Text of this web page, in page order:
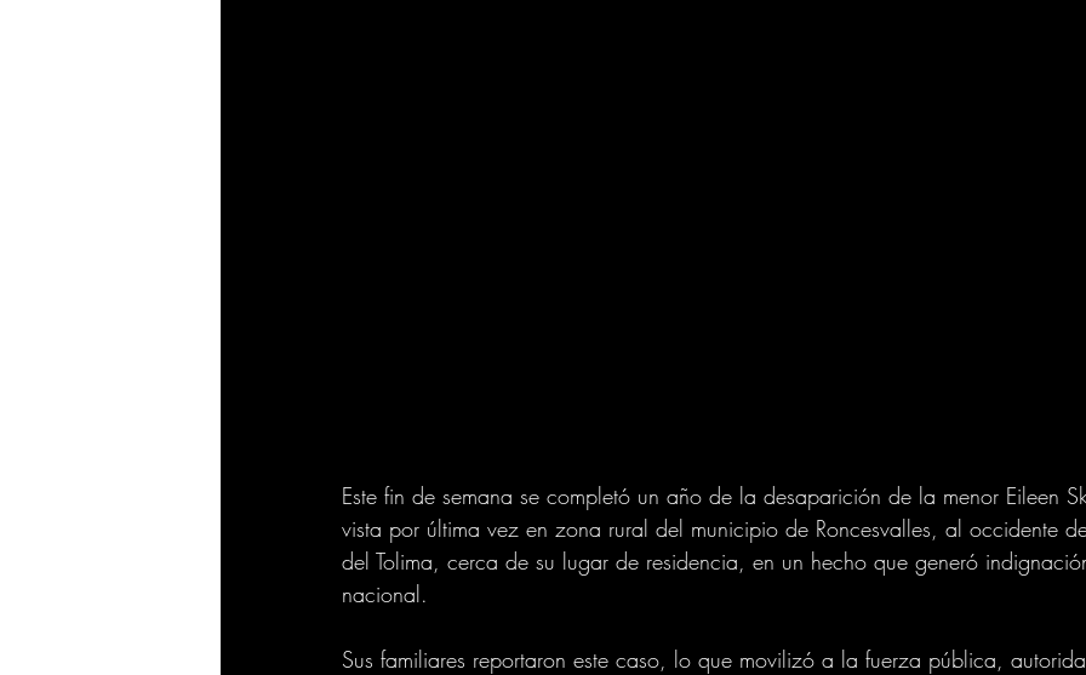
Este fin de semana se completó un año de la desaparición de la menor Eileen
vista por última vez en zona rural del municipio de Roncesvalles, al occidente
del Tolima, cerca de su lugar de residencia, en un hecho que generó
nacional.
Sus familiares reportaron este caso, lo que movilizó a la fuerza pública,